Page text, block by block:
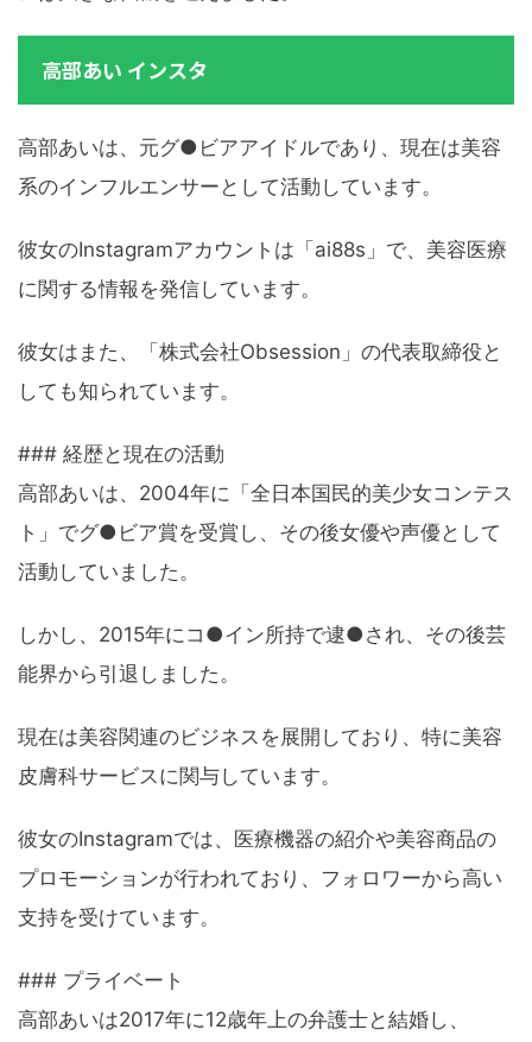
高部あい インスタ
高部あいは、元グ●ビアアイドルであり、現在は美容
系のインフルエンサーとして活動しています。
彼女のInstagramアカウントは「ai88s」で、美容医療
に関する情報を発信しています。
彼女はまた、「株式会社Obsession」の代表取締役と
しても知られています。
### 経歴と現在の活動
高部あいは、2004年に「全日本国民的美少女コンテス
ト」でグ●ビア賞を受賞し、その後女優や声優として
活動していました。
しかし、2015年にコ●イン所持で逮●され、その後芸
能界から引退しました。
現在は美容関連のビジネスを展開しており、特に美容
皮膚科サービスに関与しています。
彼女のInstagramでは、医療機器の紹介や美容商品の
プロモーションが行われており、フォロワーから高い
支持を受けています。
### プライベート
高部あいは2017年に12歳年上の弁護士と結婚し、